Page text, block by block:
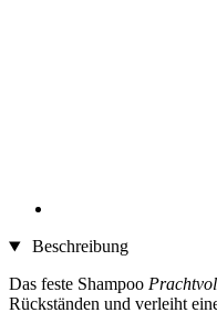
Beschreibung
Das feste Shampoo
Rückständen und verleiht